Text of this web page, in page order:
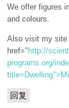
We offer figures
and colours.
Also visit my site
href=" http://
programs.org/
回复